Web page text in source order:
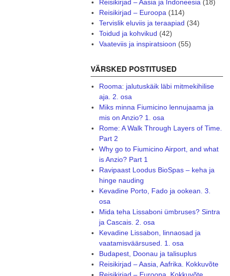
Reisikirjad – Aasia ja Indoneesia(18)
Reisikirjad – Euroopa(114)
Tervislik eluviis ja teraapiad (34)
Toidud ja kohvikud (42)
Vaateviis ja inspiratsioon (55)
VÄRSKED POSTITUSED
Rooma: jalutuskäik läbi mitmekihilise
aja. 2. osa
Miks minna Fiumicino lennujaama ja
mis on Anzio? 1. osa
Rome: A Walk Through Layers of Time.
Part 2
Why go to Fiumicino Airport, and what
is Anzio? Part 1
Ravipaast Loodus BioSpas – keha ja
hinge nauding
Kevadine Porto, Fado ja ookean. 3.
osa
Mida teha Lissaboni ümbruses? Sintra
ja Cascais. 2. osa
Kevadine Lissabon, linnaosad ja
vaatamisväärsused. 1. osa
Budapest, Doonau ja talisuplus
Reisikirjad – Aasia, Aafrika. Kokkuvõte